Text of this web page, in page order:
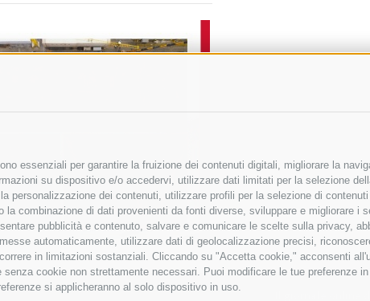
essenziali per garantire la fruizione dei contenuti digitali, migliorare la
su dispositivo e/o accedervi, utilizzare dati limitati per la selezione
dei contenuti, utilizzare profili per la selezione di
combinazione di dati provenienti da fonti diverse, sviluppare e migliorare i
pubblicità e contenuto, salvare e comunicare le scelte sulla privacy,
automaticamente, utilizzare dati di geolocalizzazione precisi,
in limitazioni sostanziali. Cliccando su "Accetta cookie," acconsenti
cookie non strettamente necessari. Puoi modificare le tue preferenze
si applicheranno al solo dispositivo in uso.